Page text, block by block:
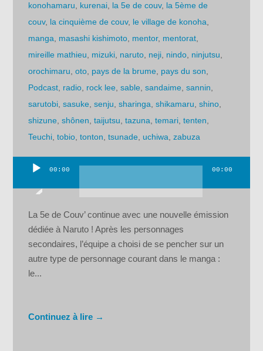
konohamaru
kurenai la 5e de couv, la 5ème de
couv, la cinquième de couv, le village de konoha
manga
masashi kishimoto mentor, mentorat
mireille mathieu
mizuki naruto neji nindo ninjutsu
orochimaru ,oto pays de la brume pays du son
Podcast radio rock lee ,sable ,sandaime ,sannin
sarutobi ,sasuke ,senju ,sharinga ,shikamaru ,shino
shizune ,shônen ,taijutsu ,tazuna ,temari ,tenten
Teuchi ,tobio ,tonton ,tsunade uchiwa ,zabuza
00:00 00:00
La 5e de Couv’ continue avec une nouvelle émission
dédiée à Naruto ! Après les personnages
secondaires, l’équipe a choisi de se pencher sur un
autre type de personnage courant dans le manga :
le...
Continuez à lire →